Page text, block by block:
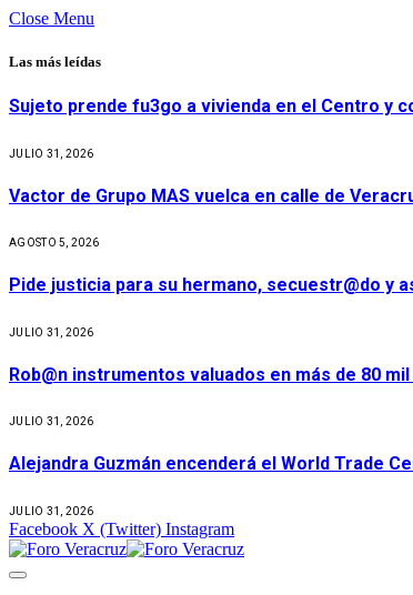
Close Menu
Las más leídas
Sujeto prende fu3go a vivienda en el Centro y
JULIO 31, 2026
Vactor de Grupo MAS vuelca en calle de
AGOSTO 5, 2026
Pide justicia para su hermano, secuestr@do y
JULIO 31, 2026
Rob@n instrumentos valuados en más de 80
JULIO 31, 2026
Alejandra Guzmán encenderá el World Trade
JULIO 31, 2026
Facebook X (Twitter) Instagram